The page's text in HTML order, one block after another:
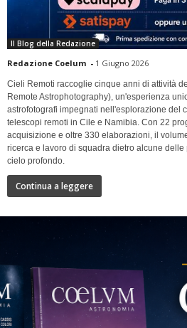
Il Blog della Redazione
Redazione Coelum - 1 Giugno 2026
Cieli Remoti raccoglie cinque anni di attività
Remote Astrophotography), un'esperienza
astrofotografi impegnati nell'esplorazione del
telescopi remoti in Cile e Namibia. Con 22
acquisizione e oltre 330 elaborazioni, il
ricerca e lavoro di squadra dietro alcune delle
cielo profondo.
Continua a leggere